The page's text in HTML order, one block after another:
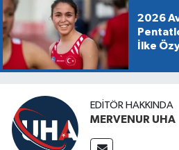
2026
İlke
EDITÖR HAKKINDA
MERVENUR UHA